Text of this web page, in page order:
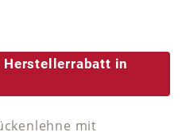
von 5 von 5 Sternen
Herstellerrabatt in
mit